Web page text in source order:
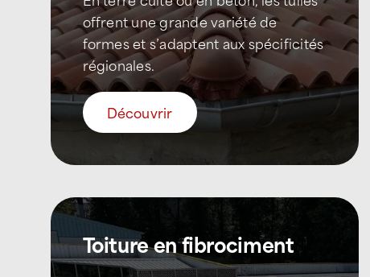
offrent une grande variété de
formes et s’adaptent aux spécificités
régionales.
Découvrir
Toiture en fibrociment